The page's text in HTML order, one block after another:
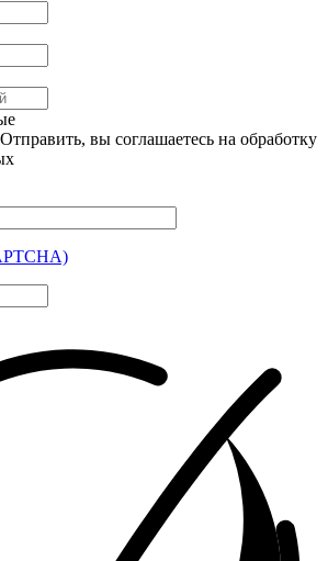
вы соглашаетесь на обработку